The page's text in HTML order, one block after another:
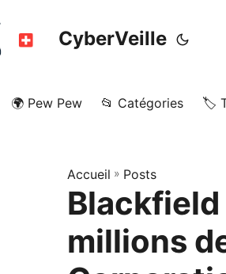
CyberVeille
🌍 Pew Pew 📂 Catégories 🏷️
Accueil » Posts
millions